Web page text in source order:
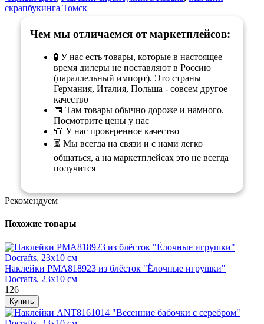
скрапбукинга Томск
Чем мы отличаемся от маркетплейсов:
🧪 У нас есть товары, которые в настоящее
время дилеры не поставляют в Россию
(параллельный импорт). Это страны
Германия, Италия, Польша - совсем другое
качество
📅 Там товары обычно дороже и намного.
Посмотрите цены у нас
👕 У нас проверенное качество
⏳ Мы всегда на связи и с нами легко
общаться, а на маркетплейсах это не всегда
получится
Рекомендуем
Похожие товары
Наклейки PMA818923 из блёсток "Ёлочные игрушки"
Docrafts, 23х10 см
126